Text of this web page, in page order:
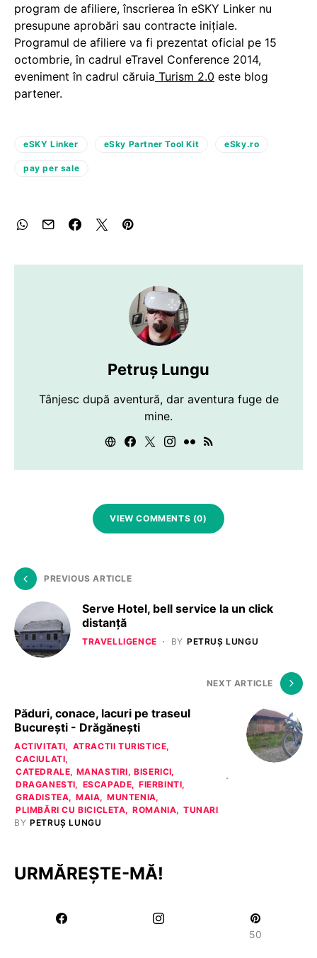
program de afiliere, înscrierea în eSKY Linker nu
presupune aprobări sau contracte inițiale.
Programul de afiliere va fi prezentat oficial pe 15
octombrie, în cadrul eTravel Conference 2014,
eveniment în cadrul căruia Turism 2.0 este blog
partener.
eSKY Linker eSky Partner Tool Kit eSky.ro
pay per sale
Petruș Lungu
Tânjesc după aventură, dar aventura fuge de
mine.
VIEW COMMENTS (0)
PREVIOUS ARTICLE
Serve Hotel, bell service la un click
distanță
TRAVELLIGENCE BY PETRUȘ LUNGU
NEXT ARTICLE
Păduri, conace, lacuri pe traseul
București - Drăgănești
ACTIVITATI
ATRACTII TURISTICE
CACIULATI
CATEDRALE, MANASTIRI, BISERICI
DRAGANESTI
ESCAPADE
FIERBINTI
GRADISTEA
MAIA
MUNTENIA
PLIMBĂRI CU BICICLETA
ROMANIA
TUNARI
BY PETRUȘ LUNGU
URMĂREȘTE-MĂ!
50